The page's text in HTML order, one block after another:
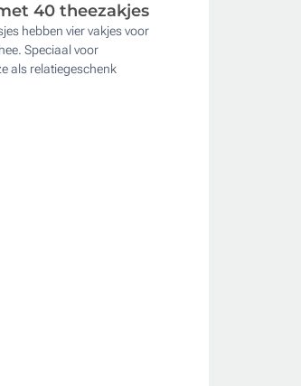
40 theezakjes
hebben vier vakjes voor
Speciaal voor
als relatiegeschenk